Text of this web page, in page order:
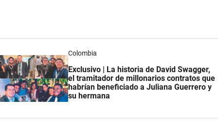
Colombia
Exclusivo | La historia de David Swagger,
el tramitador de millonarios contratos que
habrían beneficiado a Juliana Guerrero y
su hermana